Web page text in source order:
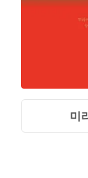
미